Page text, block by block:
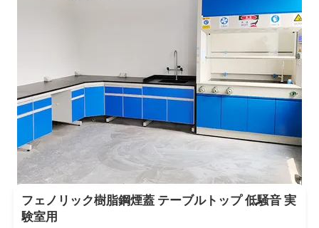
フェノリック樹脂鋼煙蓋 テーブルトップ 低騒音 実
験室用